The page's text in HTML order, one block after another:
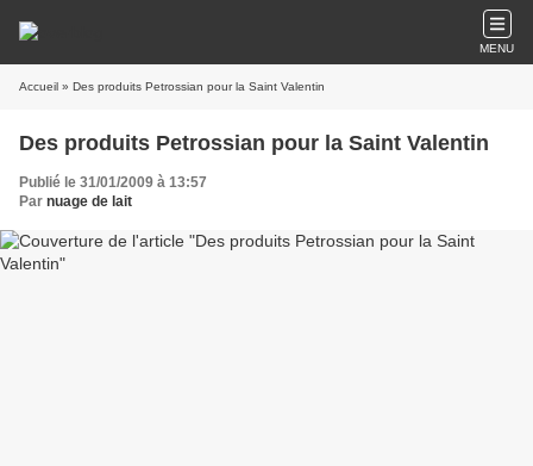
MENU
Accueil » Des produits Petrossian pour la Saint Valentin
Des produits Petrossian pour la Saint Valentin
Publié le 31/01/2009 à 13:57
Par nuage de lait